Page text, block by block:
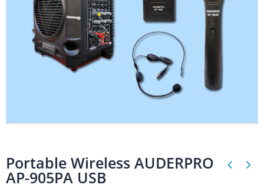
Portable Wireless AUDERPRO
AP-905PA USB